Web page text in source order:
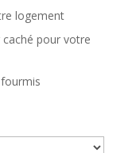
logement
pour votre